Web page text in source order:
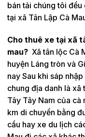
bán tải chúng tôi
tại xã Tân Lập Cà
Cho thuê xe tại xã
mau? Xã tân lộc Cà
huyện Láng tròn và
nay Sau khi sáp
chung địa danh là xã
Tây Tây Nam của cà
km di chuyển bằng
cầu hay xe du lịch